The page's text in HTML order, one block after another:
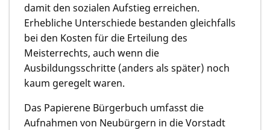
damit den sozialen Aufstieg erreichen.
Erhebliche Unterschiede bestanden gleichfalls
bei den Kosten für die Erteilung des
Meisterrechts, auch wenn die
Ausbildungsschritte (anders als später) noch
kaum geregelt waren.
Das Papierene Bürgerbuch umfasst die
Aufnahmen von Neubürgern in die Vorstadt